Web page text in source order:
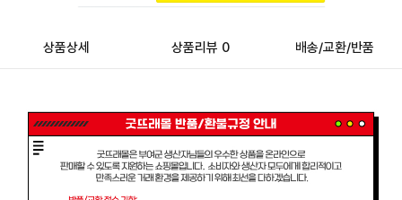
상품상세 상품리뷰 0 배송/교환/반품